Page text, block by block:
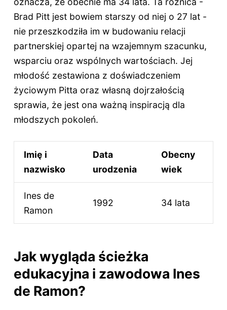
Brad Pitt jest bowiem starszy od niej o 27 lat -
nie przeszkodziła im w budowaniu relacji
partnerskiej opartej na wzajemnym szacunku,
wsparciu oraz wspólnych wartościach. Jej
młodość zestawiona z doświadczeniem
życiowym Pitta oraz własną dojrzałością
sprawia, że jest ona ważną inspiracją dla
młodszych pokoleń.
Imię i
nazwisko
Data
urodzenia
Obecny
wiek
Ines de
Ramon
1992 34 lata
Jak wygląda ścieżka
edukacyjna i zawodowa Ines
de Ramon?